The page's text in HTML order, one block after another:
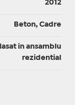
2012
Beton, Cadre
in ansamblu
rezidential